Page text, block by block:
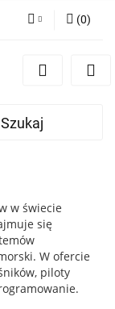
się
(0)
Szukaj
w świecie
się
W ofercie
piloty